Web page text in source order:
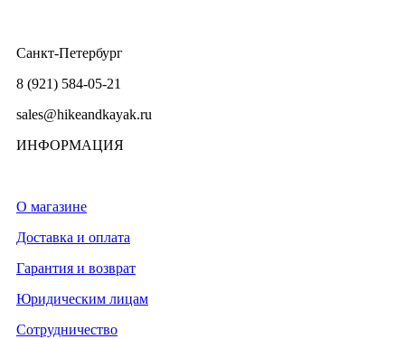
Санкт-Петербург
8 (921) 584-05-21
sales@hikeandkayak.ru
ИНФОРМАЦИЯ
О магазине
Доставка и оплата
Гарантия и возврат
Юридическим лицам
Сотрудничество